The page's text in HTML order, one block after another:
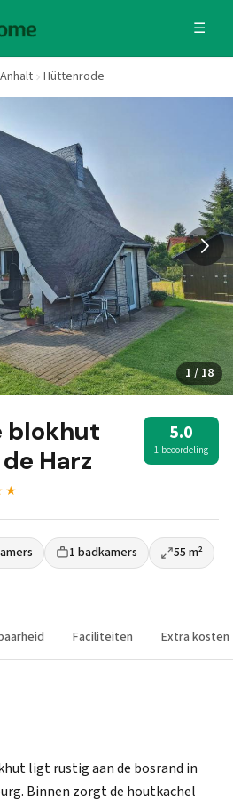
☰
Hüttenrode
1 / 18
blokhut
Harz
5.0
1 beoordeling
1 badkamers
55 m²
Faciliteiten Extra kosten
ligt rustig aan de bosrand in
Binnen zorgt de houtkachel